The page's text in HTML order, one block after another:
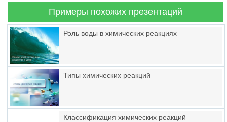
Примеры похожих презентаций
Роль воды в химических реакциях
Типы химических реакций
Классификация химических реакций